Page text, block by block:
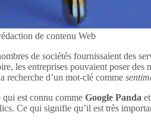
de contenu Web
de sociétés fournissaient des
les entreprises pouvaient poser des
recherche d’un mot-clé comme
est connu comme Google Panda
Ce qui signifie qu’il est très